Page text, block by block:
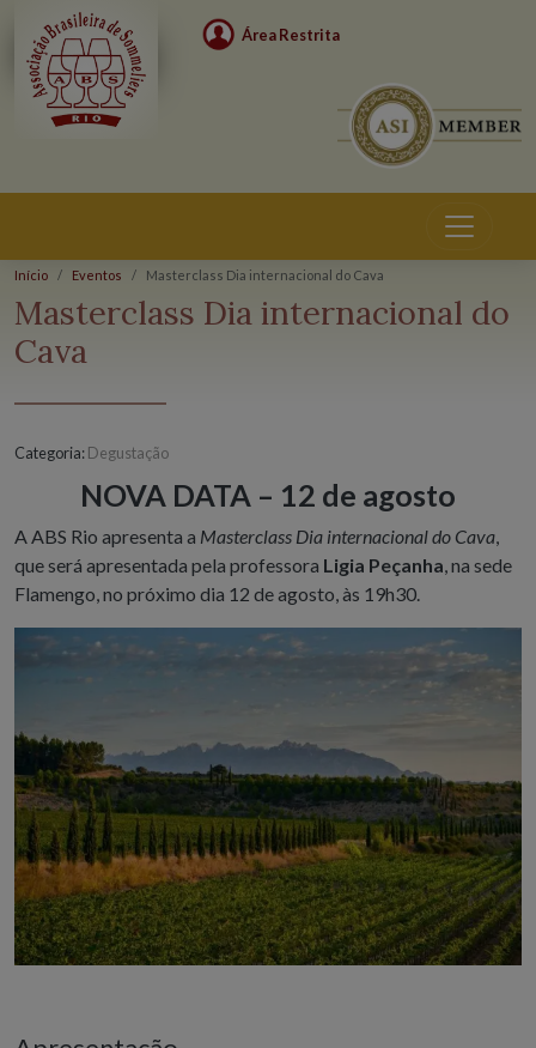
Área Restrita
Início Eventos Masterclass Dia internacional do Cava
Eventos
Masterclass Dia internacional do
Cava
Categoria:Degustação
NOVA DATA – 12 de agosto
A ABS Rio apresenta a Masterclass Dia internacional do Cava
que será apresentada pela professora Ligia Peçanha , na sede
Flamengo, no próximo dia 12 de agosto, às 19h30.